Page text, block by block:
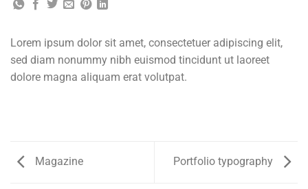
Lorem ipsum dolor sit amet, consectetuer adipiscing elit,
sed diam nonummy nibh euismod tincidunt ut laoreet
dolore magna aliquam erat volutpat.
Magazine Portfolio typography